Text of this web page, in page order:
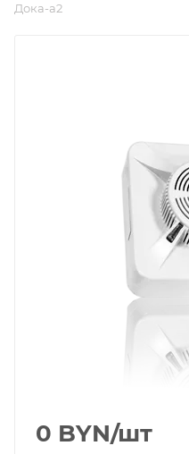
Дока-а2
0 BYN/шт